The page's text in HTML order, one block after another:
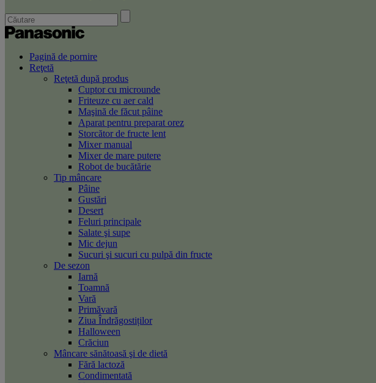
Pagină de pornire
Reţetă
Reţetă după produs
Cuptor cu microunde
Friteuze cu aer cald
Maşină de făcut pâine
Aparat pentru preparat orez
Storcător de fructe lent
Mixer manual
Mixer de mare putere
Robot de bucătărie
Tip mâncare
Pâine
Gustări
Desert
Feluri principale
Salate şi supe
Mic dejun
Sucuri şi sucuri cu pulpă din fructe
De sezon
Iarnă
Toamnă
Vară
Primăvară
Ziua Îndrăgostiților
Halloween
Crăciun
Mâncare sănătoasă şi de dietă
Fără lactoză
Condimentată